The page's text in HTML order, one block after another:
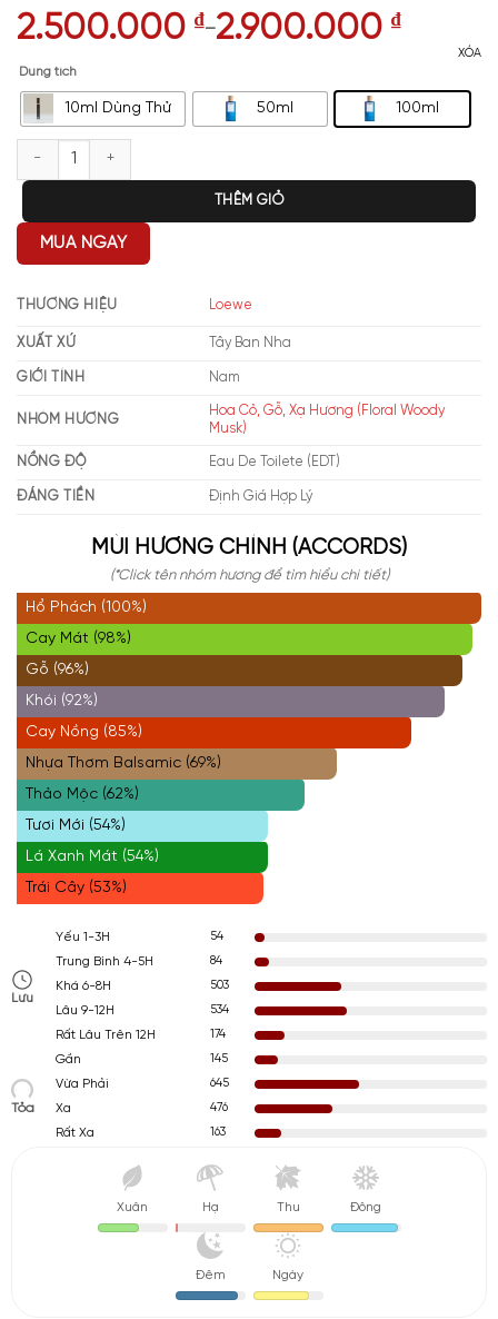
2.500.000 ₫–2.900.000 ₫
Dung tích
10ml Dùng Thử 50ml 100ml
XÓA
Loewe 7 EDT số lượng
THÊM GIỎ
MUA NGAY
THƯƠNG HIỆU Loewe
XUẤT XỨ Tây Ban Nha
GIỚI TÍNH Nam
NHÓM HƯƠNG
Hoa Cỏ, Gỗ, Xạ Hương (Floral Woody
Musk)
NỒNG ĐỘ Eau De Toilete (EDT)
ĐÁNG TIỀN Định Giá Hợp Lý
MÙI HƯƠNG CHÍNH (ACCORDS)
(*Click tên nhóm hương để tìm hiểu chi tiết)
Hổ Phách (100%)
Cay Mát (98%)
Gỗ (96%)
Khói (92%)
Cay Nồng (85%)
Nhựa Thơm Balsamic (69%)
Thảo Mộc (62%)
Tươi Mới (54%)
Lá Xanh Mát (54%)
Trái Cây (53%)
Lưu
Yếu 1-3H
54
Trung Bình 4-5H
84
Khá 6-8H
503
Lâu 9-12H
534
Rất Lâu Trên 12H
174
Tỏa
Gần
145
Vừa Phải
645
Xa
476
Rất Xa
163
Xuân Hạ Thu Đông
Đêm Ngày